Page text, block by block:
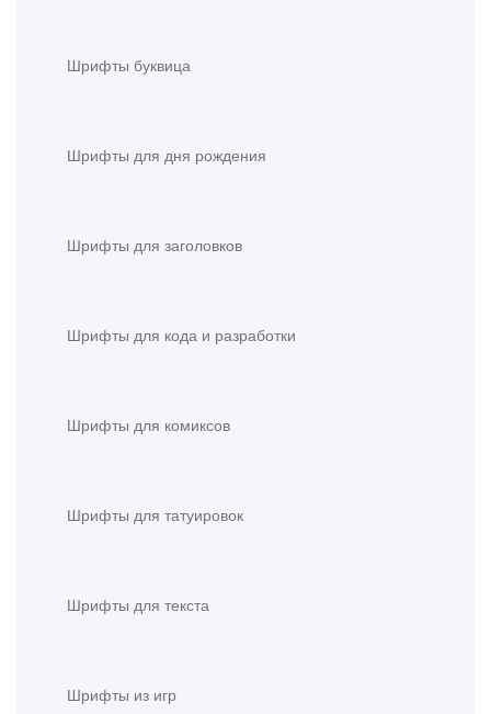
Шрифты буквица
Шрифты для дня рождения
Шрифты для заголовков
Шрифты для кода и разработки
Шрифты для комиксов
Шрифты для татуировок
Шрифты для текста
Шрифты из игр